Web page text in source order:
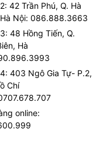
42 Trần Phú, Q. Hà
Nội: 086.888.3663
48 Hồng Tiến, Q.
Hà
403 Ngô Gia Tự- P.2,
Chí
online: